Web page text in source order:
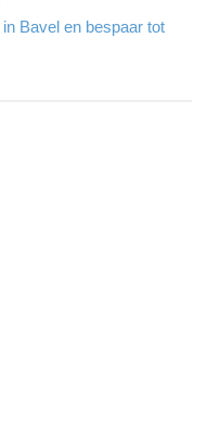
Bavel en bespaar tot